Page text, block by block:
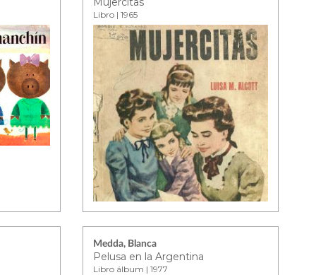
Libro | 1965
Medda, Blanca
Pelusa en la Argentina
Libro álbum | 1977